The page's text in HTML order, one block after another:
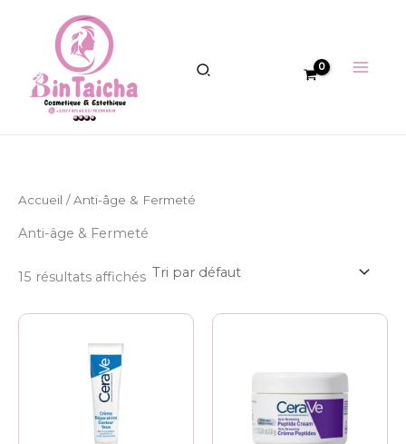
Accueil / Anti-âge & Fermeté
Anti-âge & Fermeté
15 résultats affichés